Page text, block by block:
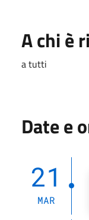
A chi è
a tutti
Date e
21
MAR